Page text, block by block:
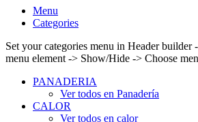
Menu
Categories
Set your categories menu in Header
menu element -> Show/Hide -> Choose
PANADERIA
Ver todos en Panadería
CALOR
Ver todos en calor